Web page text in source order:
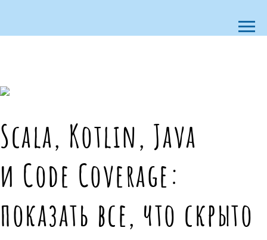
Scala, Kotlin, Java
и Code Coverage:
показать все, что скрыто